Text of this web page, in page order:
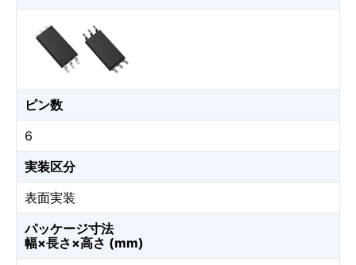
ピン数
6
実装区分
表面実装
パッケージ寸法
幅×長さ×高さ (mm)